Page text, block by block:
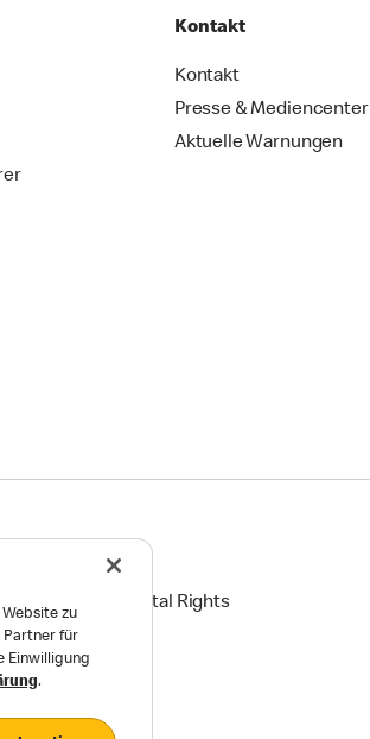
Kontakt
Kontakt
Presse & Mediencenter
Aktuelle Warnungen
and Environmental Rights
zu
Partner für
Einwilligung
.